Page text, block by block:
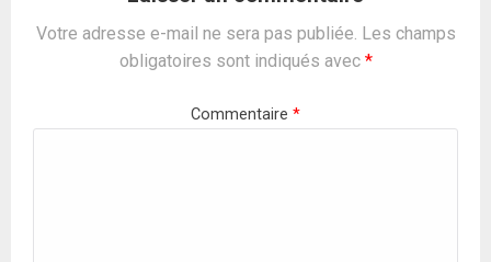
Votre adresse e-mail ne sera pas publiée. Les champs
obligatoires sont indiqués avec *
Commentaire *